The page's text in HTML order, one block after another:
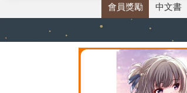
會員獎勵 中文書